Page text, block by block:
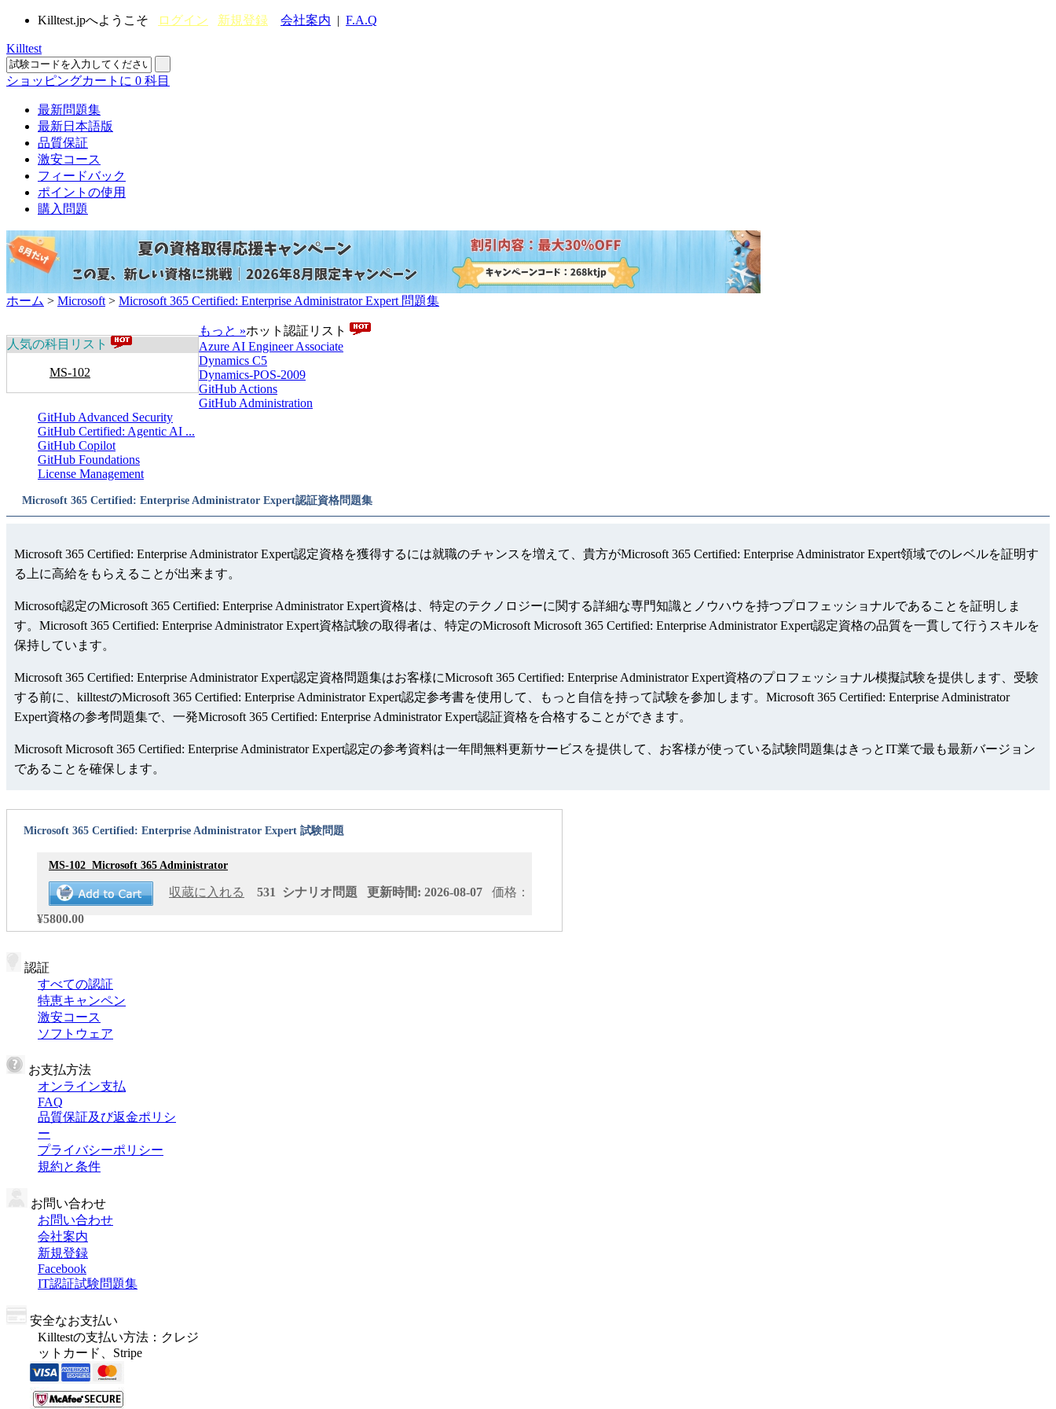
Killtest.jpへようこそ ログイン 新規登録 会社案内 | F.A.Q
Killtest
ショッピングカートに 0 科目
最新問題集
最新日本語版
品質保証
激安コース
フィードバック
ポイントの使用
購入問題
ホーム > Microsoft > Microsoft 365 Certified: Enterprise Administrator Expert 問題集
人気の科目リスト
MS-102
もっと »ホット認証リスト
Azure AI Engineer Associate
Dynamics C5
Dynamics-POS-2009
GitHub Actions
GitHub Administration
GitHub Advanced Security
GitHub Certified: Agentic AI ...
GitHub Copilot
GitHub Foundations
License Management
Microsoft 365 Certified: Enterprise Administrator Expert認証資格問題集
Microsoft 365 Certified: Enterprise Administrator Expert認定資格を獲得するには就職のチャンスを増えて、貴方がMicrosoft 365 Certified: Enterprise Administrator Expert領域でのレベルを証明す
る上に高給をもらえることが出来ます。
Microsoft認定のMicrosoft 365 Certified: Enterprise Administrator Expert資格は、特定のテクノロジーに関する詳細な専門知識とノウハウを持つプロフェッショナルであることを証明しま
す。Microsoft 365 Certified: Enterprise Administrator Expert資格試験の取得者は、特定のMicrosoft Microsoft 365 Certified: Enterprise Administrator Expert認定資格の品質を一貫して行うスキルを
保持しています。
Microsoft 365 Certified: Enterprise Administrator Expert認定資格問題集はお客様にMicrosoft 365 Certified: Enterprise Administrator Expert資格のプロフェッショナル模擬試験を提供します、受験
する前に、killtestのMicrosoft 365 Certified: Enterprise Administrator Expert認定参考書を使用して、もっと自信を持って試験を参加します。Microsoft 365 Certified: Enterprise Administrator
Expert資格の参考問題集で、一発Microsoft 365 Certified: Enterprise Administrator Expert認証資格を合格することができます。
Microsoft Microsoft 365 Certified: Enterprise Administrator Expert認定の参考資料は一年間無料更新サービスを提供して、お客様が使っている試験問題集はきっとIT業で最も最新バージョン
であることを確保します。
Microsoft 365 Certified: Enterprise Administrator Expert 試験問題
MS-102 Microsoft 365 Administrator
収蔵に入れる 531 シナリオ問題 更新時間: 2026-08-07
価格：
¥5800.00
認証
すべての認証
特恵キャンペン
激安コース
ソフトウェア
お支払方法
オンライン支払
FAQ
品質保証及び返金ポリシ
ー
プライバシーポリシー
規約と条件
お問い合わせ
お問い合わせ
会社案内
新規登録
Facebook
IT認証試験問題集
安全なお支払い
Killtestの支払い方法：クレジ
ットカード、Stripe